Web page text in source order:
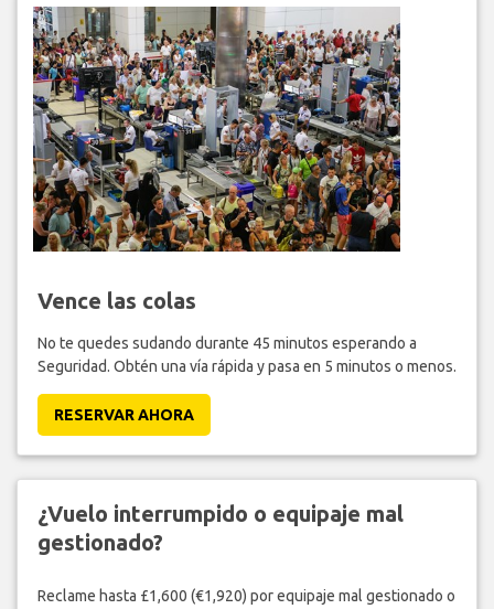
Vence las colas
No te quedes sudando durante 45 minutos esperando a
Seguridad. Obtén una vía rápida y pasa en 5 minutos o menos.
RESERVAR AHORA
¿Vuelo interrumpido o equipaje mal
gestionado?
Reclame hasta £1,600 (€1,920) por equipaje mal gestionado o